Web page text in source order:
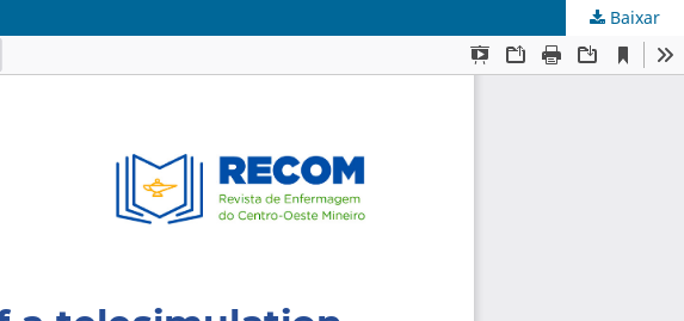
Baixar